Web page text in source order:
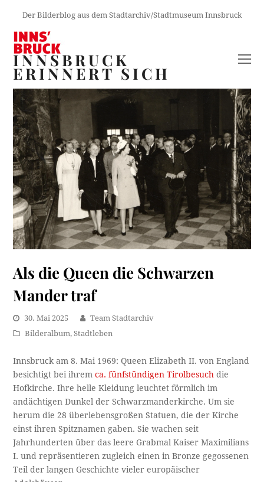
Der Bilderblog aus dem Stadtarchiv/Stadtmuseum Innsbruck
INNSBRUCK
ERINNERT SICH
Als die Queen die Schwarzen
Mander traf
30. Mai 2025
Team Stadtarchiv
Bilderalbum,Stadtleben
Innsbruck am 8. Mai 1969: Queen Elizabeth II. von England
besichtigt bei ihremca. fünfstündigen Tirolbesuch die
Hofkirche. Ihre helle Kleidung leuchtet förmlich im
andächtigen Dunkel der Schwarzmanderkirche. Um sie
herum die 28 überlebensgroßen Statuen, die der Kirche
einst ihren Spitznamen gaben. Sie wachen seit
Jahrhunderten über das leere Grabmal Kaiser Maximilians
I. und repräsentieren zugleich einen in Bronze gegossenen
Teil der langen Geschichte vieler europäischer